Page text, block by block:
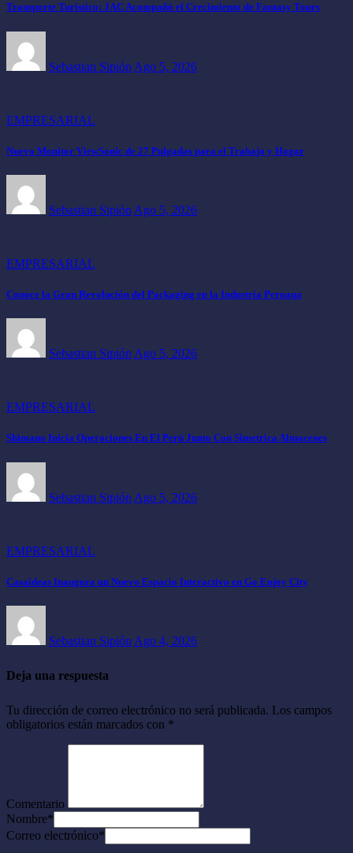
Transporte Turístico: JAC Acompañó el Crecimiento de Fantasy Tours
Sebastian Sipión Ago 5, 2026
EMPRESARIAL
Nuevo Monitor ViewSonic de 27 Pulgadas para el Trabajo y Hogar
Sebastian Sipión Ago 5, 2026
EMPRESARIAL
Conoce la Gran Revolución del Packaging en la Industria Peruana
Sebastian Sipión Ago 5, 2026
EMPRESARIAL
Shimano Inicia Operaciones En El Perú Junto Con Simetrica Almacenes
Sebastian Sipión Ago 5, 2026
EMPRESARIAL
Casaideas Inaugura un Nuevo Espacio Interactivo en Go Enjoy City
Sebastian Sipión Ago 4, 2026
Deja una respuesta
Tu dirección de correo electrónico no será publicada. Los campos
obligatorios están marcados con *
Comentario
Nombre*
Correo electrónico*